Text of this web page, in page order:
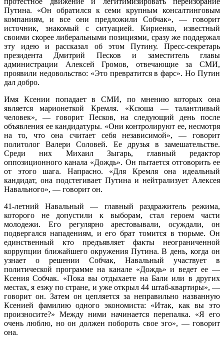
Путина. «Он обратился к семи крупным консалтинговым
компаниям, и все они предложили Собчак», — говорит
источник, знакомый с ситуацией. Кириенко, известный
своими скорее либеральными позициями, сразу же поддержал
эту идею и рассказал об этом Путину. Пресс-секретарь
президента Дмитрий Песков и заместитель главы
администрации Алексей Громов, отвечающие за СМИ,
проявили недовольство: «Это превратится в фарс». Но Путин
дал добро.
Имя Ксении попадает в СМИ, по мнению которых она
является марионеткой Кремля. «Ксюша — талантливый
человек», — говорит Песков, на следующий день после
объявления ее кандидатуры. «Они контролируют ее, несмотря
на то, что она считает себя независимой», — говорит
политолог Валери Соловей. Ее друзья в замешательстве.
Среди них Михаил Зыгарь, главный редактор
оппозиционного канала «Дождь». Он пытается отговорить ее
от этого шага. Напрасно. «Для Кремля она идеальный
кандидат, она подстегивает Путина и нейтрализует Алексея
Навального», — говорит он.
41-летний Навальный — главный раздражитель режима,
которого не допустили к выборам, стал героем части
молодежи. Его регулярно арестовывали, осуждали, он
подвергался нападениям, и его брат томится в тюрьме. Он
единственный кто предъявляет факты неограниченной
коррупции ближайшего окружения Путина. В день, когда он
узнает о решении Собчак, Навальный участвует в
политической программе на канале «Дождь» и ведет ее —
Ксения Собчак. «Пока вы отдыхаете на Бали или в других
местах, я езжу по стране, и уже открыл 44 штаб-квартиры», —
говорит он. Затем он цепляется за неправильно названную
Ксенией фамилию одного экономиста: «Итак, как вы это
произносите?» Между ними начинается перепалка. «Я его
очень люблю, но он должен побороть свое эго», — говорит
она.